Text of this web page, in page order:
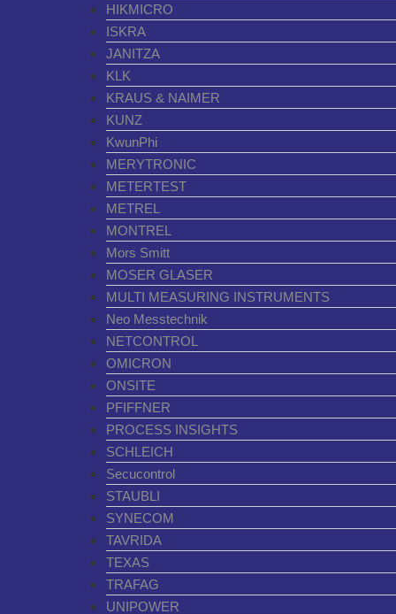
HIKMICRO
ISKRA
JANITZA
KLK
KRAUS & NAIMER
KUNZ
KwunPhi
MERYTRONIC
METERTEST
METREL
MONTREL
Mors Smitt
MOSER GLASER
MULTI MEASURING INSTRUMENTS
Neo Messtechnik
NETCONTROL
OMICRON
ONSITE
PFIFFNER
PROCESS INSIGHTS
SCHLEICH
Secucontrol
STAUBLI
SYNECOM
TAVRIDA
TEXAS
TRAFAG
UNIPOWER